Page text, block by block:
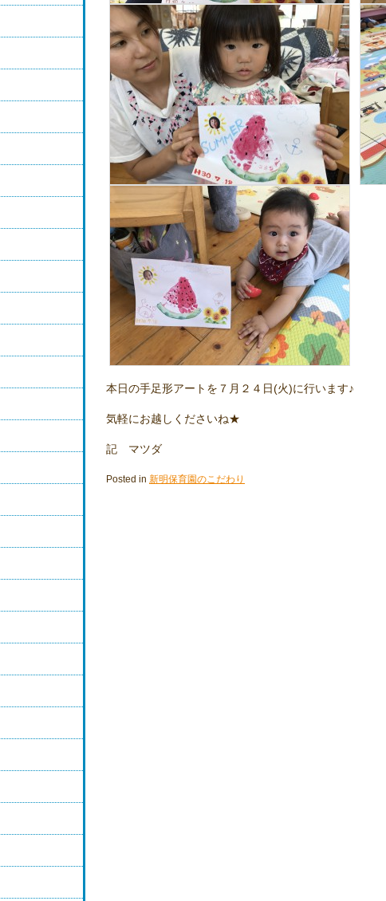
本日の手足形アートを７月２４日(火)に行います♪
気軽にお越しくださいね★
記 マツダ
Posted in 新明保育園のこだわり